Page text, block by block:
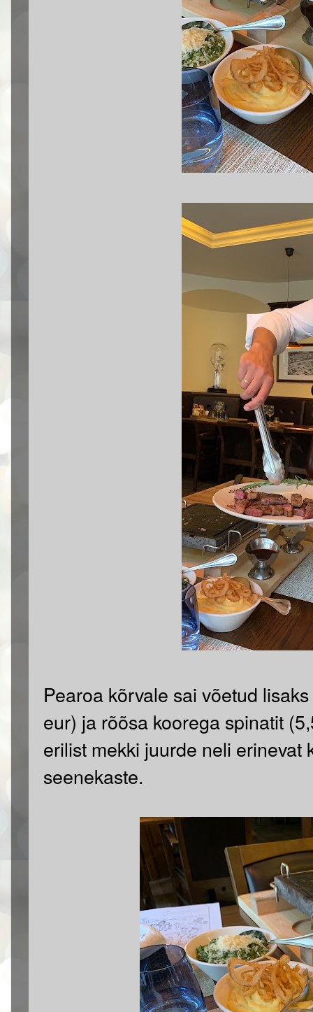
Pearoa kõrvale sai võetud
eur) ja rõõsa koorega spinatit
erilist mekki juurde neli erinevat
seenekaste.